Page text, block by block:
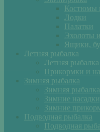
Костюмы
Лодки
Палатки
Эхолоты
Ящики,
Летняя рыбалка
Летняя
Прикормки и
Зимняя рыбалка
Зимняя
Зимние
Зимние
Подводная рыбалка
Подводная